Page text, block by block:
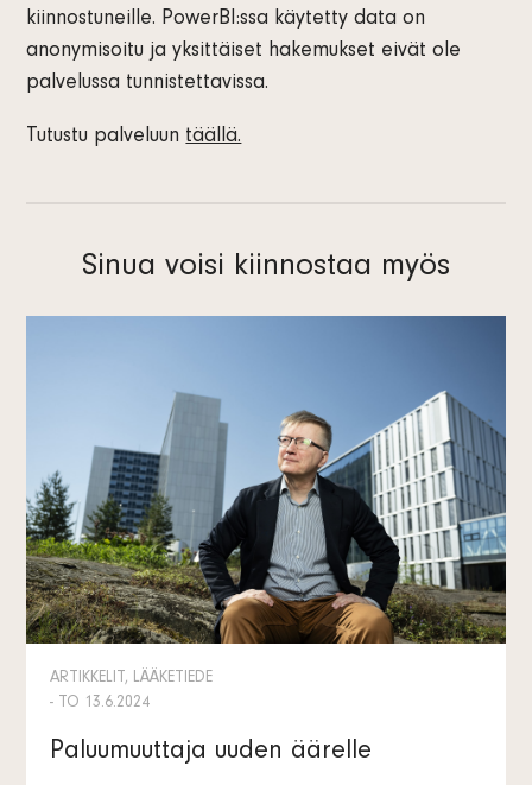
kiinnostuneille. PowerBI:ssa käytetty data on
anonymisoitu ja yksittäiset hakemukset eivät ole
palvelussa tunnistettavissa.
Tutustu palveluuntäällä.
Sinua voisi kiinnostaa myös
ARTIKKELIT, LÄÄKETIEDE
- TO 13.6.2024
Paluumuuttaja uuden äärelle